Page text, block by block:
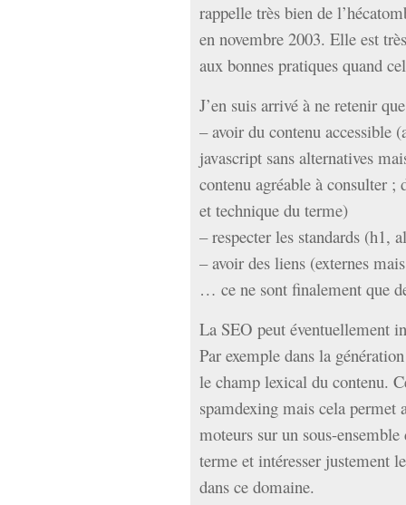
rappelle très bien de
en novembre 2003. Elle est
aux bonnes pratiques quand
J’en suis arrivé à ne retenir
– avoir du contenu accessible
javascript sans alternatives
contenu agréable à consulter ;
et technique du terme)
– respecter les standards (h1,
– avoir des liens (externes
… ce ne sont finalement que
La SEO peut éventuellement
Par exemple dans la
le champ lexical du contenu.
spamdexing mais cela permet
moteurs sur un sous-
terme et intéresser justement
dans ce domaine.